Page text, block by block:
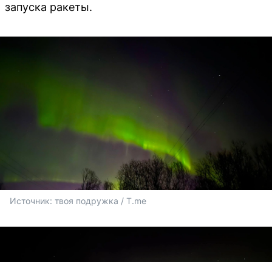
запуска ракеты.
Источник: твоя подружка / T.me